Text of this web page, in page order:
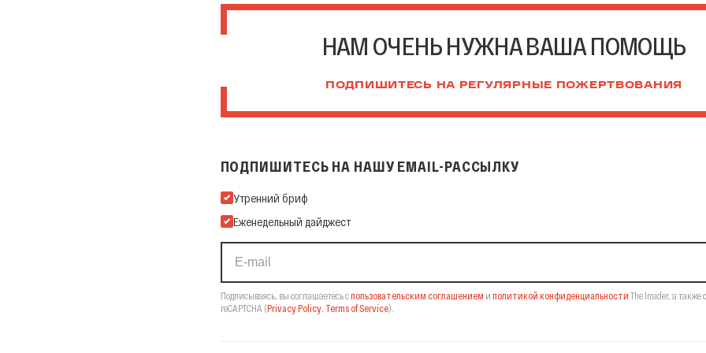
НАМ ОЧЕНЬ НУЖНА ВАША ПОМОЩЬ
ПОДПИШИТЕСЬ НА РЕГУЛЯРНЫЕ ПОЖЕРТВОВАНИЯ
ПОДПИШИТЕСЬ НА НАШУ EMAIL-РАССЫЛКУ
Подпишитесь на нашу Email-рассылку
Утренний бриф
Еженедельный дайджест
Подписываясь, вы соглашаетесь спользовательским соглашением и политикой конфиденциальности The Insider, а также
reCAPTCHA (Privacy Policy, Terms of Service).